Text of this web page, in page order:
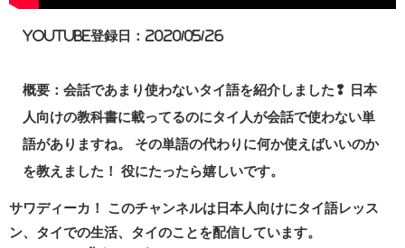
YouTube登録日：2020/05/26
概要：会話であまり使わないタイ語を紹介しました❢ 日本
人向けの教科書に載ってるのにタイ人が会話で使わない単
語がありますね。 その単語の代わりに何か使えばいいのか
を教えました！ 役にたったら嬉しいです。
サワディーカ！ このチャンネルは日本人向けにタイ語レッス
ン、タイでの生活、タイのことを配信しています。